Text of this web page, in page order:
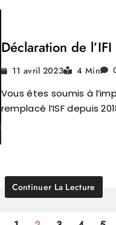
Déclaration de
11 avril 2023 4 Min
Vous êtes soumis à
remplacé l’ISF depuis
Continuer La Lecture